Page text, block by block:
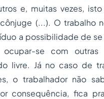
e, muitas vezes,
(...). O trabalho
a possibilidade de
se com outras
livre. Já no caso de
o trabalhador não
consequência, fica